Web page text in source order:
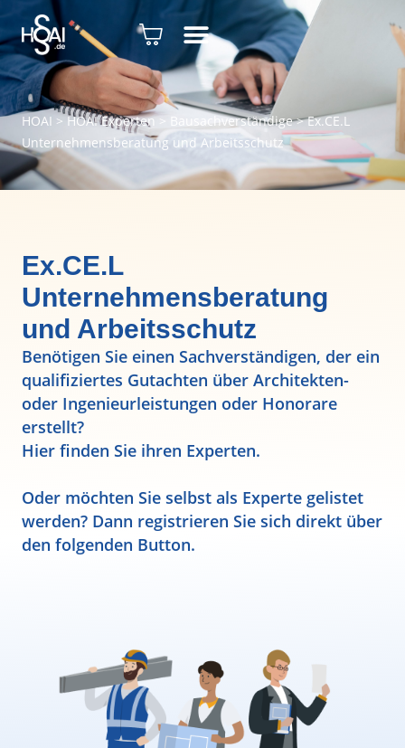
HOAI > HOAI Experten> Bausachverständige>Ex.CE.L
Unternehmensberatung und Arbeitsschutz
Ex.CE.L
Unternehmensberatung
und Arbeitsschutz
Benötigen Sie einen Sachverständigen, der ein
qualifiziertes Gutachten über Architekten-
oder Ingenieurleistungen oder Honorare
erstellt?
Hier finden Sie ihren Experten.
Oder möchten Sie selbst als Experte gelistet
werden? Dann registrieren Sie sich direkt über
den folgenden Button.